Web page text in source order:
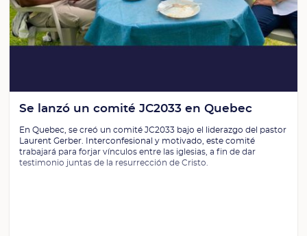
Se lanzó un comité JC2033 en Quebec
En Quebec, se creó un comité JC2033 bajo el liderazgo del pastor
Laurent Gerber. Interconfesional y motivado, este comité
trabajará para forjar vínculos entre las iglesias, a fin de dar
testimonio juntas de la resurrección de Cristo.